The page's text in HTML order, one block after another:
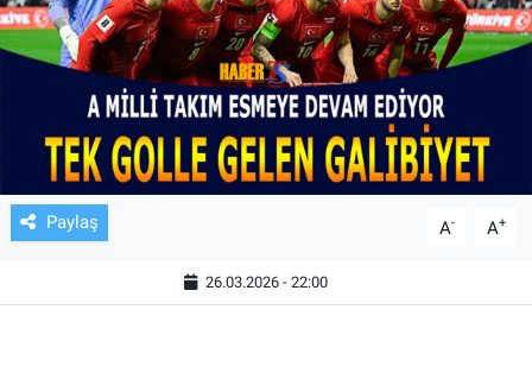
Paylaş A- A+
26.03.2026 - 22:00
BASKETBOL
SAĞLIK
GENEL
KÜLTÜR SANAT